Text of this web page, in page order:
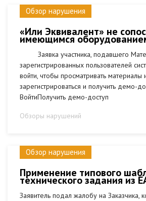
Обзор нарушения
«Или Эквивалент» не
имеющимся
Заявка участника, подавшего
зарегистрированных пользователей
войти, чтобы просматривать материалы
зарегистрироваться и получить демо-
ВойтиПолучить демо-доступ
Обзоры нарушений
Обзор нарушения
Применение типового
технического задания из
Заявитель подал жалобу на Заказчика,